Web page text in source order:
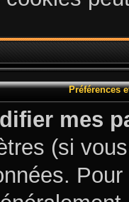
Préférences
mes
(si